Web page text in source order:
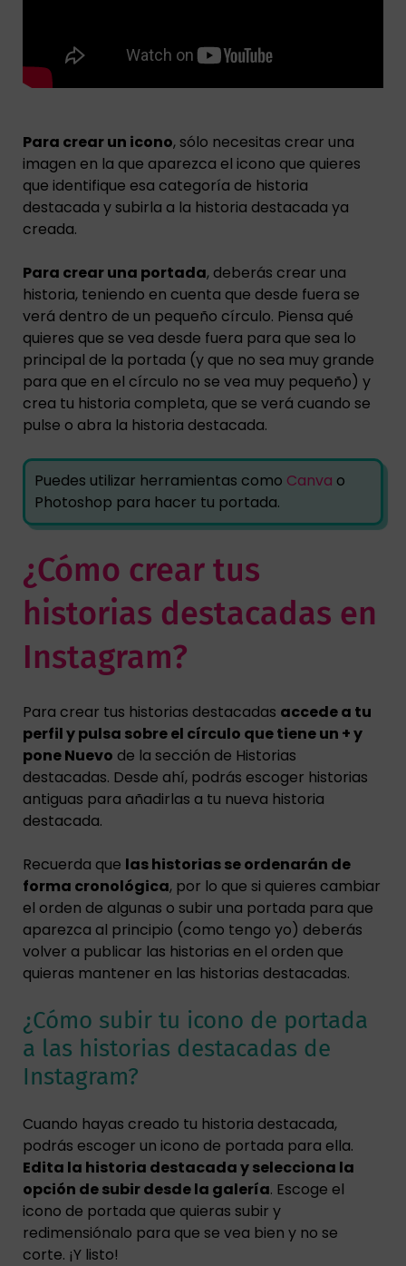
Para crear un icono, sólo necesitas crear una
imagen en la que aparezca el icono que quieres
que identifique esa categoría de historia
destacada y subirla a la historia destacada ya
creada.
Para crear una portada, deberás crear una
historia, teniendo en cuenta que desde fuera se
verá dentro de un pequeño círculo. Piensa qué
quieres que se vea desde fuera para que sea lo
principal de la portada (y que no sea muy grande
para que en el círculo no se vea muy pequeño) y
crea tu historia completa, que se verá cuando se
pulse o abra la historia destacada.
Puedes utilizar herramientas como Canva o
Photoshop para hacer tu portada.
¿Cómo crear tus
historias destacadas en
Instagram?
Para crear tus historias destacadas accede a tu
perfil y pulsa sobre el círculo que tiene un + y
pone Nuevo de la sección de Historias
destacadas. Desde ahí, podrás escoger historias
antiguas para añadirlas a tu nueva historia
destacada.
Recuerda que las historias se ordenarán de
forma cronológica, por lo que si quieres cambiar
el orden de algunas o subir una portada para que
aparezca al principio (como tengo yo) deberás
volver a publicar las historias en el orden que
quieras mantener en las historias destacadas.
¿Cómo subir tu icono de portada
a las historias destacadas de
Instagram?
Cuando hayas creado tu historia destacada,
podrás escoger un icono de portada para ella.
Edita la historia destacada y selecciona la
opción de subir desde la galería. Escoge el
icono de portada que quieras subir y
redimensiónalo para que se vea bien y no se
corte. ¡Y listo!